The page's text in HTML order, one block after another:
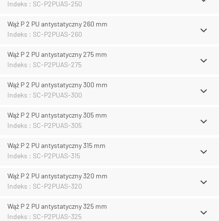
Indeks : SC-P2PUAS-250
Wąż P 2 PU antystatyczny 260 mm
Indeks : SC-P2PUAS-260
Wąż P 2 PU antystatyczny 275 mm
Indeks : SC-P2PUAS-275
Wąż P 2 PU antystatyczny 300 mm
Indeks : SC-P2PUAS-300
Wąż P 2 PU antystatyczny 305 mm
Indeks : SC-P2PUAS-305
Wąż P 2 PU antystatyczny 315 mm
Indeks : SC-P2PUAS-315
Wąż P 2 PU antystatyczny 320 mm
Indeks : SC-P2PUAS-320
Wąż P 2 PU antystatyczny 325 mm
Indeks : SC-P2PUAS-325